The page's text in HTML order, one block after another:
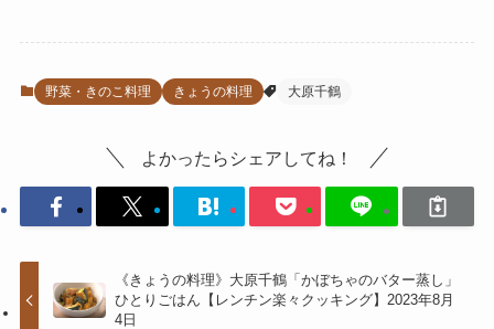
野菜・きのこ料理 きょうの料理 大原千鶴
よかったらシェアしてね！
《きょうの料理》大原千鶴「かぼちゃのバター蒸し」
ひとりごはん【レンチン楽々クッキング】2023年8月
4日